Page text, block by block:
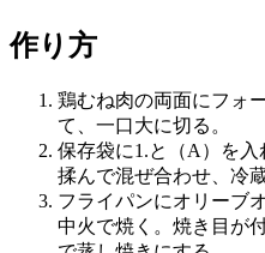
作り方
鶏むね肉の両面にフォ
て、一口大に切る。
保存袋に1.と（A）を
揉んで混ぜ合わせ、冷
フライパンにオリーブ
中火で焼く。焼き目が